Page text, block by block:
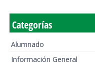
Categorías
Alumnado
Información General